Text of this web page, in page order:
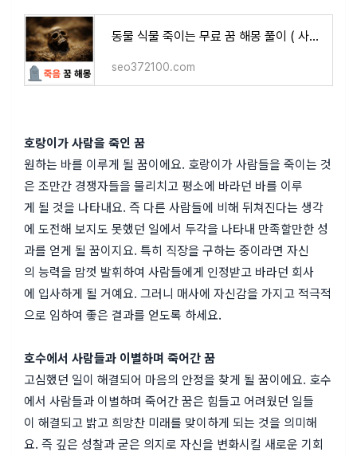
동물 식물 죽이는 무료 꿈 해몽 풀이 ( 사람들이 많이 찾는 죽는 꿈 해몽 vest 최종 모음 , 죽이는
seo372100.com
호랑이가 사람을 죽인 꿈
원하는 바를 이루게 될 꿈이에요. 호랑이가 사람들을 죽이는 것
은 조만간 경쟁자들을 물리치고 평소에 바라던 바를 이루
게 될 것을 나타내요. 즉 다른 사람들에 비해 뒤쳐진다는 생각
에 도전해 보지도 못했던 일에서 두각을 나타내 만족할만한 성
과를 얻게 될 꿈이지요. 특히 직장을 구하는 중이라면 자신
의 능력을 맘껏 발휘하여 사람들에게 인정받고 바라던 회사
에 입사하게 될 거예요. 그러니 매사에 자신감을 가지고 적극적
으로 임하여 좋은 결과를 얻도록 하세요.
호수에서 사람들과 이별하며 죽어간 꿈
고심했던 일이 해결되어 마음의 안정을 찾게 될 꿈이에요. 호수
에서 사람들과 이별하며 죽어간 꿈은 힘들고 어려웠던 일들
이 해결되고 밝고 희망찬 미래를 맞이하게 되는 것을 의미해
요. 즉 깊은 성찰과 굳은 의지로 자신을 변화시킬 새로운 기회